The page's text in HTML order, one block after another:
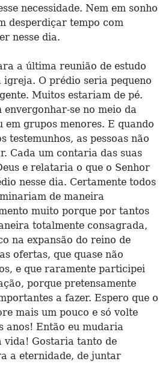
necessidade. Nem em sonho
desperdiçar tempo com
nesse dia.
a última reunião de estudo
O prédio seria pequeno
Muitos estariam de pé.
se no meio da
grupos menores. E quando
testemunhos, as pessoas não
Cada um contaria das suas
e relataria o que o Senhor
nesse dia. Certamente todos
de maneira
muito porque por tantos
totalmente consagrada,
na expansão do reino de
ofertas, que quase não
e que raramente participei
porque pretensamente
a fazer. Espero que o
mais um pouco e só volte
anos! Então eu mudaria
vida! Gostaria tanto de
a eternidade, de juntar